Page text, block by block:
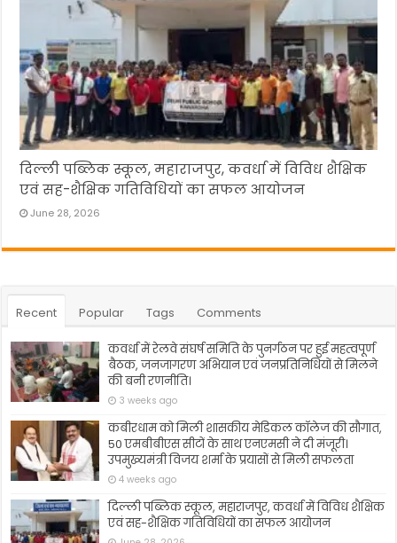
दिल्ली पब्लिक स्कूल, महाराजपुर, कवर्धा में विविध शैक्षिक
एवं सह-शैक्षिक गतिविधियों का सफल आयोजन
June 28, 2026
Recent Popular Tags Comments
कवर्धा में रेलवे संघर्ष समिति के पुनर्गठन पर हुई महत्वपूर्ण
बैठक, जनजागरण अभियान एवं जनप्रतिनिधियों से मिलने
की बनी रणनीति।
3 weeks ago
कबीरधाम को मिली शासकीय मेडिकल कॉलेज की सौगात,
50 एमबीबीएस सीटों के साथ एनएमसी ने दी मंजूरी।
उपमुख्यमंत्री विजय शर्मा के प्रयासों से मिली सफलता
4 weeks ago
दिल्ली पब्लिक स्कूल, महाराजपुर, कवर्धा में विविध शैक्षिक
एवं सह-शैक्षिक गतिविधियों का सफल आयोजन